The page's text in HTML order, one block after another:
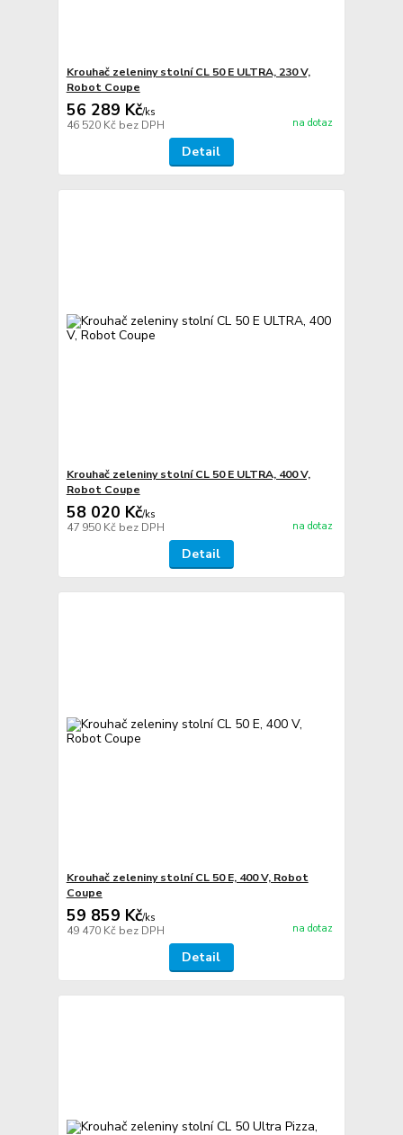
Krouhač zeleniny stolní CL 50 E ULTRA, 230 V,
Robot Coupe
56 289 Kč/ks
46 520 Kč bez DPH na dotaz
Detail
Krouhač zeleniny stolní CL 50 E ULTRA, 400 V,
Robot Coupe
58 020 Kč/ks
47 950 Kč bez DPH na dotaz
Detail
Krouhač zeleniny stolní CL 50 E, 400 V, Robot
Coupe
59 859 Kč/ks
49 470 Kč bez DPH na dotaz
Detail